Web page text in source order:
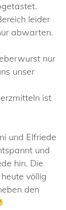
leider
abwarten.
nur
unser
ist
und Elfriede
und
hin. Die
völlig
den